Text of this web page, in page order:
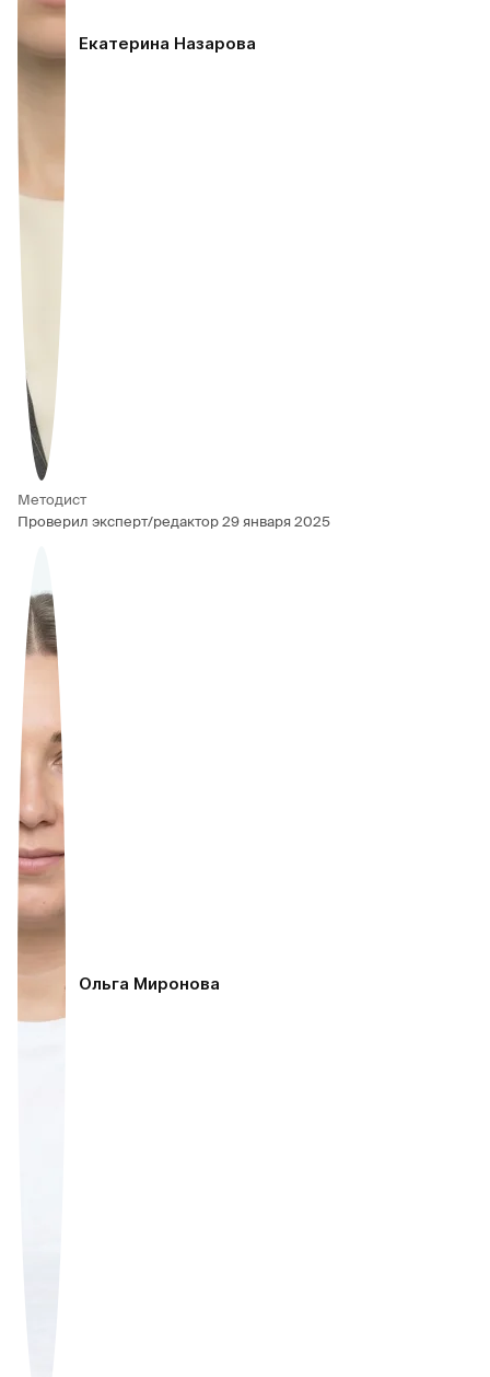
Екатерина Назарова
Методист
Проверил эксперт/редактор29 января 2025
Ольга Миронова